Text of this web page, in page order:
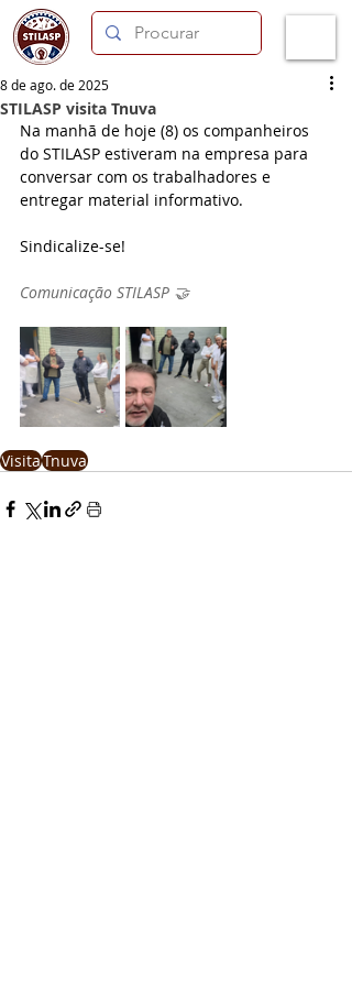
STILASP visita Tnuva
8 de ago. de 2025
Na manhã de hoje (8) os companheiros
do STILASP estiveram na empresa para
conversar com os trabalhadores e
entregar material informativo.
Sindicalize-se!
Comunicação STILASP 🤝
VisitaTnuva